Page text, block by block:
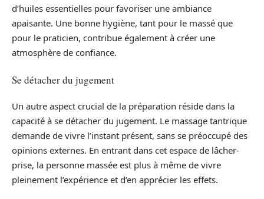
d’huiles essentielles pour favoriser une ambiance
apaisante. Une bonne hygiène, tant pour le massé que
pour le praticien, contribue également à créer une
atmosphère de confiance.
Se détacher du jugement
Un autre aspect crucial de la préparation réside dans la
capacité à se détacher du jugement. Le massage tantrique
demande de vivre l’instant présent, sans se préoccupé des
opinions externes. En entrant dans cet espace de lâcher-
prise, la personne massée est plus à même de vivre
pleinement l’expérience et d’en apprécier les effets.